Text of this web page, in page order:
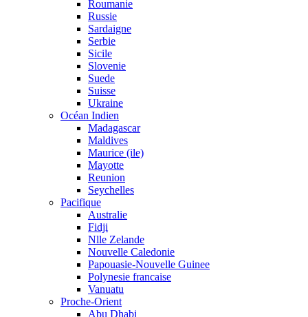
Roumanie
Russie
Sardaigne
Serbie
Sicile
Slovenie
Suede
Suisse
Ukraine
Océan Indien
Madagascar
Maldives
Maurice (ile)
Mayotte
Reunion
Seychelles
Pacifique
Australie
Fidji
Nlle Zelande
Nouvelle Caledonie
Papouasie-Nouvelle Guinee
Polynesie francaise
Vanuatu
Proche-Orient
Abu Dhabi